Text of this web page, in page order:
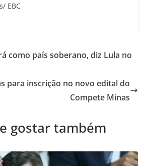
EBC
como país soberano, diz Lula no
para inscrição no novo edital do
Compete Minas
gostar também